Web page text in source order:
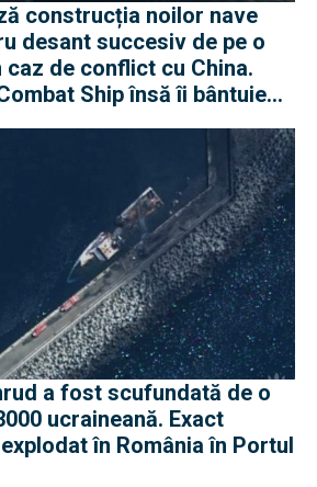
construcția noilor nave
desant succesiv de pe o
caz de conflict cu China.
Ship însă îi bântuie
a fost scufundată de o
ucraineană. Exact
în România în Portul